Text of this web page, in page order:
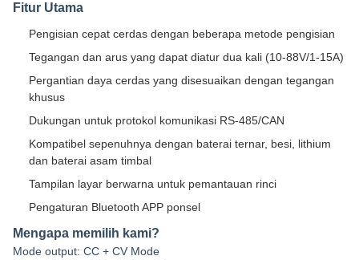
Fitur Utama
Pengisian cepat cerdas dengan beberapa metode pengisian
Tegangan dan arus yang dapat diatur dua kali (10-88V/1-15A)
Pergantian daya cerdas yang disesuaikan dengan tegangan
khusus
Dukungan untuk protokol komunikasi RS-485/CAN
Kompatibel sepenuhnya dengan baterai ternar, besi, lithium
dan baterai asam timbal
Tampilan layar berwarna untuk pemantauan rinci
Pengaturan Bluetooth APP ponsel
Mengapa memilih kami?
Mode output: CC + CV Mode